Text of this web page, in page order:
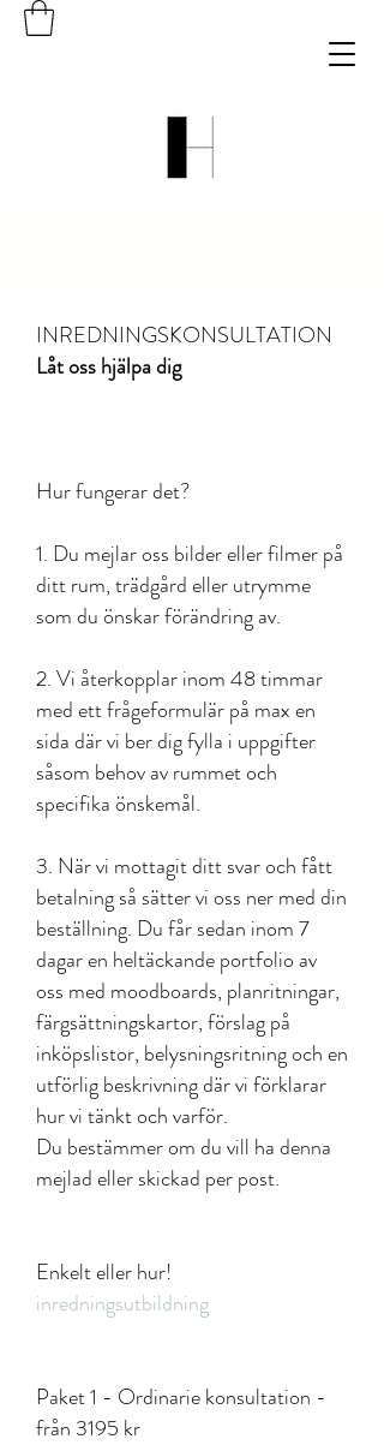
INREDNINGSKONSULTATION
Låt oss hjälpa dig
Hur fungerar det?
1. Du mejlar oss bilder eller filmer på
ditt rum, trädgård eller utrymme
som du önskar förändring av.
2. Vi återkopplar inom 48 timmar
med ett frågeformulär på max en
sida där vi ber dig fylla i uppgifter
såsom behov av rummet och
specifika önskemål.
3. När vi mottagit ditt svar och fått
betalning så sätter vi oss ner med din
beställning. Du får sedan inom 7
dagar en heltäckande portfolio av
oss med moodboards, planritningar,
färgsättningskartor, förslag på
inköpslistor, belysningsritning och en
utförlig beskrivning där vi förklarar
hur vi tänkt och varför.
Du bestämmer om du vill ha denna
mejlad eller skickad per post.
Enkelt eller hur!
inredningsutbildning
Paket 1 - Ordinarie konsultation -
från 3195 kr